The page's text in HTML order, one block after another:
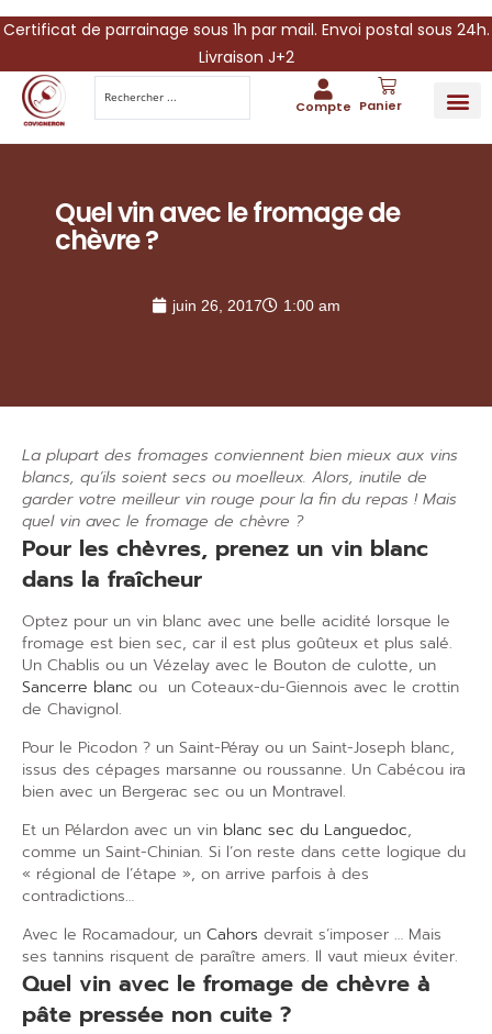
Certificat de parrainage sous 1h par mail. Envoi postal sous 24h.
Livraison J+2
Compte Panier
Quel vin avec le fromage de
chèvre ?
juin 26, 2017 1:00 am
La plupart des fromages conviennent bien mieux aux vins
blancs, qu’ils soient secs ou moelleux. Alors, inutile de
garder votre meilleur vin rouge pour la fin du repas ! Mais
quel vin avec le fromage de chèvre ?
Pour les chèvres, prenez un vin blanc
dans la fraîcheur
Optez pour un vin blanc avec une belle acidité lorsque le
fromage est bien sec, car il est plus goûteux et plus salé.
Un Chablis ou un Vézelay avec le Bouton de culotte, un
Sancerre blanc ou un Coteaux-du-Giennois avec le crottin
de Chavignol.
Pour le Picodon ? un Saint-Péray ou un Saint-Joseph blanc,
issus des cépages marsanne ou roussanne. Un Cabécou ira
bien avec un Bergerac sec ou un Montravel.
Et un Pélardon avec un vin blanc sec du Languedoc,
comme un Saint-Chinian. Si l’on reste dans cette logique du
« régional de l’étape », on arrive parfois à des
contradictions…
Avec le Rocamadour, un Cahors devrait s’imposer … Mais
ses tannins risquent de paraître amers. Il vaut mieux éviter.
Quel vin avec le fromage de chèvre à
pâte pressée non cuite ?